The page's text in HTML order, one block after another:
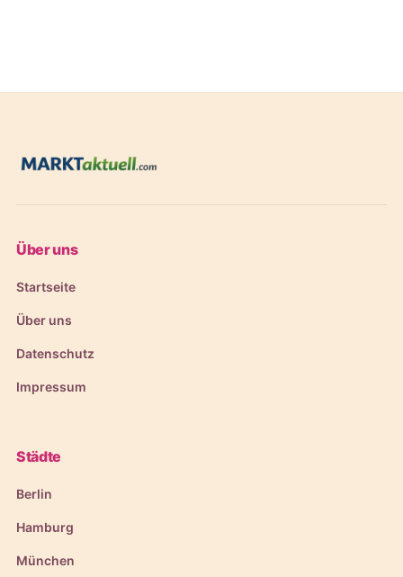
Über uns
Startseite
Über uns
Datenschutz
Impressum
Städte
Berlin
Hamburg
München